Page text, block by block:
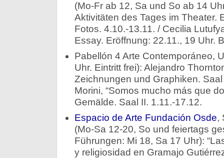
(Mo-Fr ab 12, Sa und So ab 14
Aktivitäten des Tages im Theater.
Fotos. 4.10.-13.11. / Cecilia
Essay. Eröffnung: 22.11., 19 Uhr.
Pabellón 4 Arte Contemporáneo,
Uhr. Eintritt frei): Alejandro
Zeichnungen und Graphiken.
Morini, “Somos mucho más que
Gemälde. Saal II. 1.11.-17.12.
Espacio de Arte Fundación Osde,
(Mo-Sa 12-20, So und feiertags
Führungen: Mi 18, Sa 17 Uhr):
y religiosidad en Gramajo